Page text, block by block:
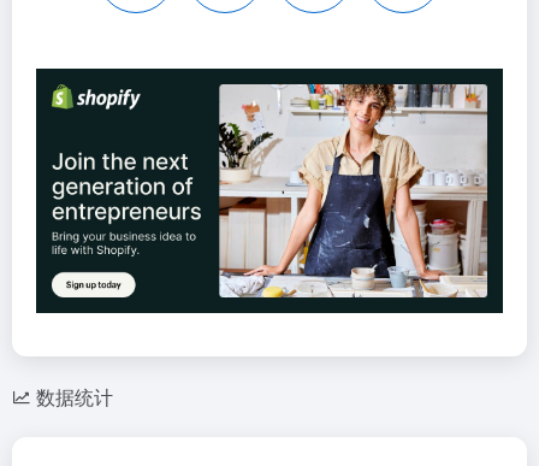
数据统计